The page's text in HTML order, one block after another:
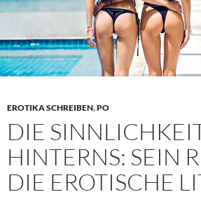
EROTIKA SCHREIBEN,PO
DIE
HINTERNS: SEIN
DIE EROTISCHE